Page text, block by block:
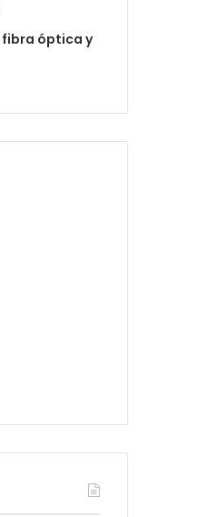
fibra óptica y